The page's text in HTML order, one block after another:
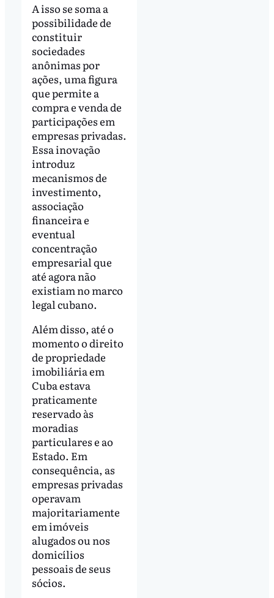
A isso se soma a
possibilidade de
constituir
sociedades
anônimas por
ações, uma figura
que permite a
compra e venda de
participações em
empresas privadas.
Essa inovação
introduz
mecanismos de
investimento,
associação
financeira e
eventual
concentração
empresarial que
até agora não
existiam no marco
legal cubano.
Além disso, até o
momento o direito
de propriedade
imobiliária em
Cuba estava
praticamente
reservado às
moradias
particulares e ao
Estado. Em
consequência, as
empresas privadas
operavam
majoritariamente
em imóveis
alugados ou nos
domicílios
pessoais de seus
sócios.